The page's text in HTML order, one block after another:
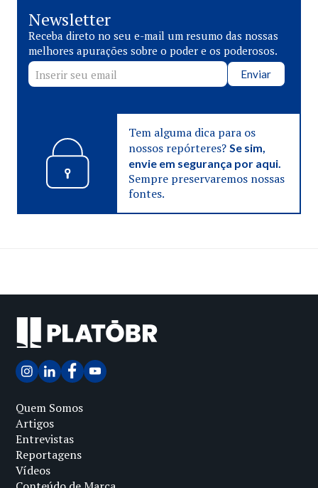
Newsletter
Receba direto no seu e-mail um resumo das nossas
melhores apurações sobre o poder e os poderosos.
Enviar
Tem alguma dica para os
nossos repórteres? Se sim,
envie em segurança por aqui.
Sempre preservaremos nossas
fontes.
Quem Somos
Artigos
Entrevistas
Reportagens
Vídeos